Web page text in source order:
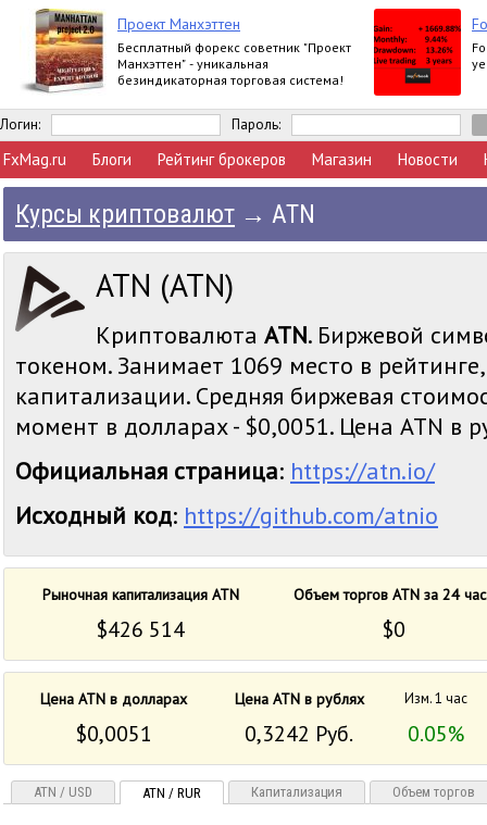
Проект Манхэттен
Бесплатный форекс советник "Проект
Манхэттен" - уникальная
безиндикаторная торговая система!
Логин: Пароль:
FxMag.ru Блоги Рейтинг брокеров Магазин Новости
Курсы криптовалют → ATN
ATN (ATN)
Криптовалюта ATN. Биржевой
токеном. Занимает 1069 место в
капитализации. Средняя биржевая
момент в долларах - $0,0051. Цена ATN в
Официальная страница: https://atn.io/
Исходный код: https://github.com/atnio
Рыночная капитализация ATN Объем торгов ATN за 24
$426 514 $0
Цена ATN в долларах Цена ATN в рублях Изм. 1 час
$0,0051 0,3242 Руб. 0.05%
ATN / USD ATN / RUR Капитализация Объем торгов